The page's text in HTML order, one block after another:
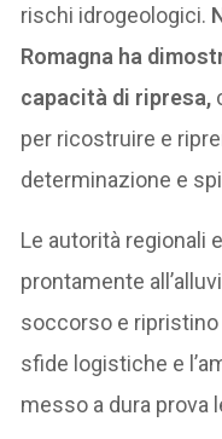
rischi idrogeologici.
Romagna ha
capacità di ripresa,
per ricostruire e
determinazione e
Le autorità regionali
prontamente
soccorso e
sfide logistiche e
messo a dura prova